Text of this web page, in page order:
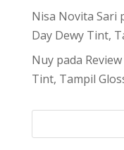
Nisa Novita Sari
Day Dewy Tint,
Nuypada
Tint, Tampil